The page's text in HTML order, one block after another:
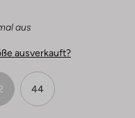
aus
ausverkauft?
44